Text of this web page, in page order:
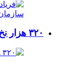
۳۲۰ هزار نخ سیگار قاچاق در لامرد کشف شد